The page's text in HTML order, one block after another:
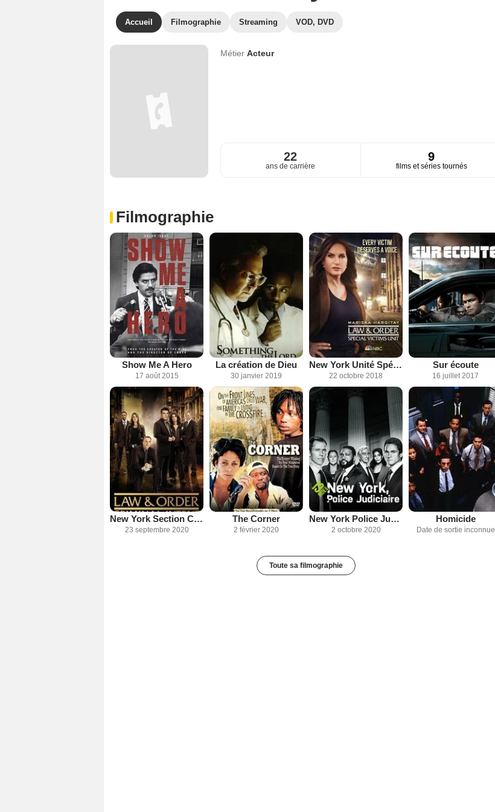
Accueil Filmographie Streaming VOD, DVD
Métier Acteur
22
ans de carrière
9
films et séries tournés
Filmographie
Show Me A Hero
17 août 2015
La création de Dieu
30 janvier 2019
New York Unité Spéciale
22 octobre 2018
Sur écoute
16 juillet 2017
New York Section Criminelle
23 septembre 2020
The Corner
2 février 2020
New York Police Judiciaire
2 octobre 2020
Homicide
Date de sortie inconnue
Toute sa filmographie